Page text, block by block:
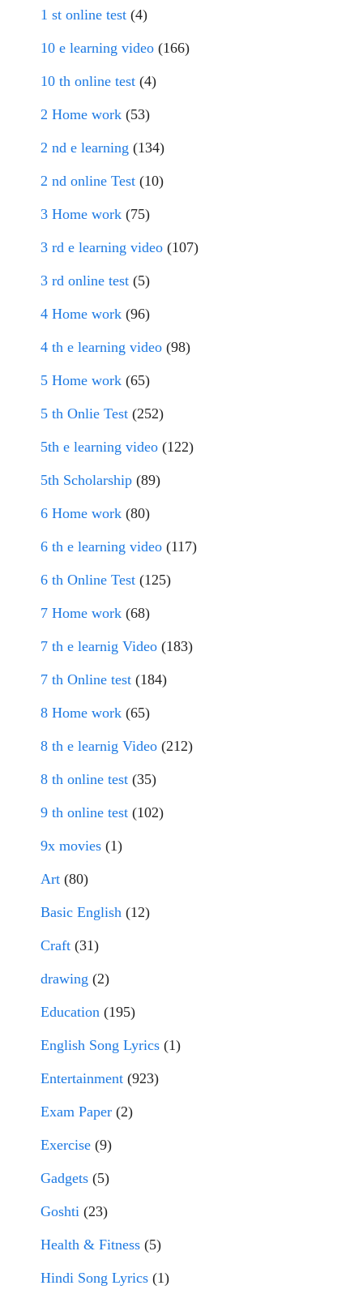
1 st online test (4)
10 e learning video (166)
10 th online test (4)
2 Home work (53)
2 nd e learning (134)
2 nd online Test (10)
3 Home work (75)
3 rd e learning video (107)
3 rd online test (5)
4 Home work (96)
4 th e learning video (98)
5 Home work (65)
5 th Onlie Test (252)
5th e learning video (122)
5th Scholarship (89)
6 Home work (80)
6 th e learning video (117)
6 th Online Test (125)
7 Home work (68)
7 th e learnig Video (183)
7 th Online test (184)
8 Home work (65)
8 th e learnig Video (212)
8 th online test (35)
9 th online test (102)
9x movies (1)
Art (80)
Basic English (12)
Craft (31)
drawing (2)
Education (195)
English Song Lyrics (1)
Entertainment (923)
Exam Paper (2)
Exercise (9)
Gadgets (5)
Goshti (23)
Health & Fitness (5)
Hindi Song Lyrics (1)